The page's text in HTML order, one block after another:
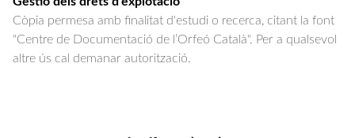
Còpia permesa amb finalitat d'estudi o recerca, citant la font
"Centre de Documentació de l’Orfeó Català". Per a qualsevol
altre ús cal demanar autorització.